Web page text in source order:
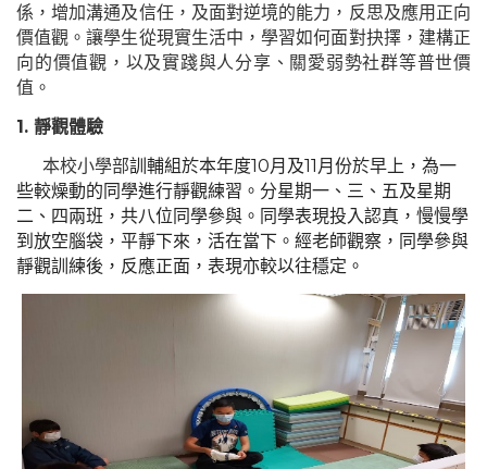
係，增加溝通及信任，及面對逆境的能力，反思及應用正向
價值觀。讓學生從現實生活中，學習如何面對抉擇，建構正
向的價值觀，以及實踐與人分享、關愛弱勢社群等普世價
值。
1. 靜觀體驗
本校小學部訓輔組於本年度10月及11月份於早上，為一
些較燥動的同學進行靜觀練習。分星期一 、 三 、 五及星期
二 、 四兩班，共八位同學參與。同學表現投入認真，慢慢學
到放空腦袋，平靜下來，活在當下。經老師觀察，同學參與
靜觀訓練後，反應正面，表現亦較以往穩定 。